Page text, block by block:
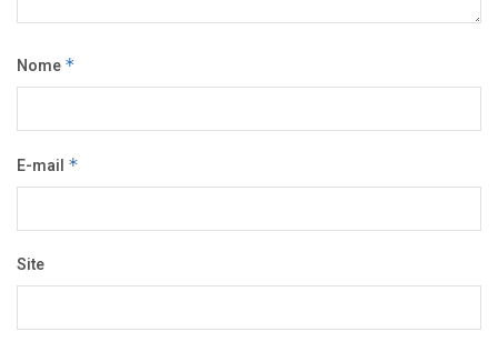
Nome *
E-mail *
Site